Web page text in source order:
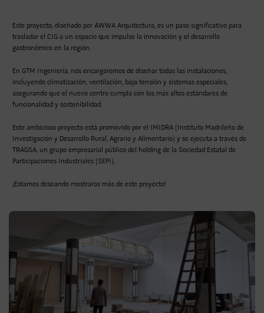
Este proyecto, diseñado por AWWA Arquitectura, es un paso significativo para
trasladar el CIG a un espacio que impulse la innovación y el desarrollo
gastronómico en la región.
En GTM Ingeniería, nos encargaremos de diseñar todas las instalaciones,
incluyendo climatización, ventilación, baja tensión y sistemas especiales,
asegurando que el nuevo centro cumpla con los más altos estándares de
funcionalidad y sostenibilidad.
Este ambicioso proyecto está promovido por el IMIDRA (Instituto Madrileño de
Investigación y Desarrollo Rural, Agrario y Alimentario) y se ejecuta a través de
TRAGSA, un grupo empresarial público del holding de la Sociedad Estatal de
Participaciones Industriales (SEPI).
¡Estamos deseando mostraros más de este proyecto!